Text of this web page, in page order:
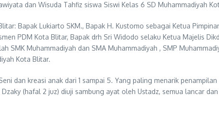
dan Wisuda Tahfiz siswa Siswi Kelas 6 SD Muhammadiyah
Bapak Lukiarto SKM., Bapak H. Kustomo sebagai Ketua
PDM Kota Blitar, Bapak drh Sri Widodo selaku Ketua Majelis
SMK Muhammadiyah dan SMA Muhammadiyah , SMP
Kota Blitar.
dan kreasi anak dari 1 sampai 5. Yang paling menarik
Dzaky (hafal 2 juz) diuji sambung ayat oleh Ustadz, semua lancar